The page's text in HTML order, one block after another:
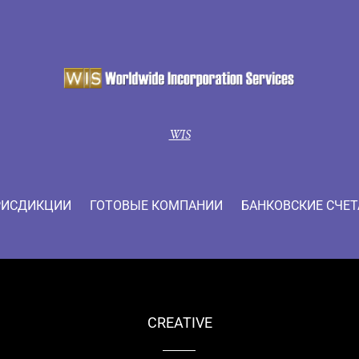
WIS
ГОТОВЫЕ КОМПАНИИ БАНКОВСКИЕ
CREATIVE